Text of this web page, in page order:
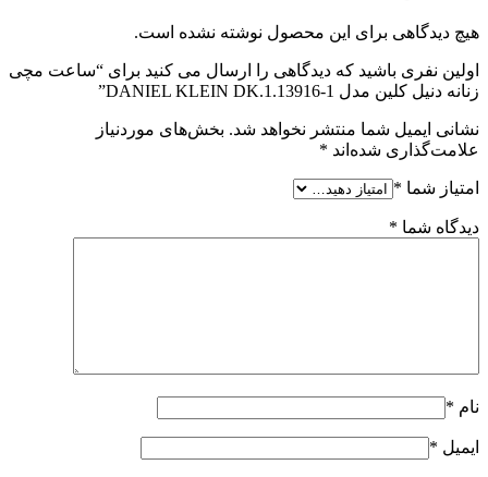
هیچ دیدگاهی برای این محصول نوشته نشده است.
اولین نفری باشید که دیدگاهی را ارسال می کنید برای “ساعت مچی
زنانه دنیل کلین مدل DANIEL KLEIN DK.1.13916-1”
نشانی ایمیل شما منتشر نخواهد شد. بخش‌های موردنیاز
علامت‌گذاری شده‌اند *
امتیاز شما *
دیدگاه شما *
نام *
ایمیل *